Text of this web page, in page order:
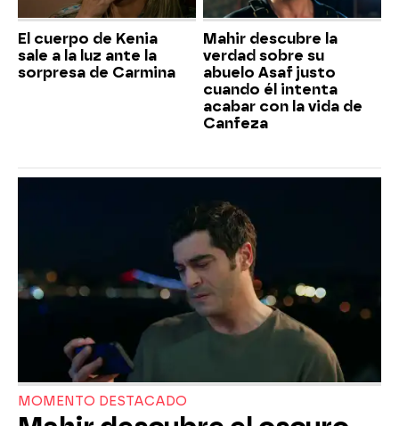
El cuerpo de Kenia
sale a la luz ante la
sorpresa de Carmina
Mahir descubre la
verdad sobre su
abuelo Asaf justo
cuando él intenta
acabar con la vida de
Canfeza
MOMENTO DESTACADO